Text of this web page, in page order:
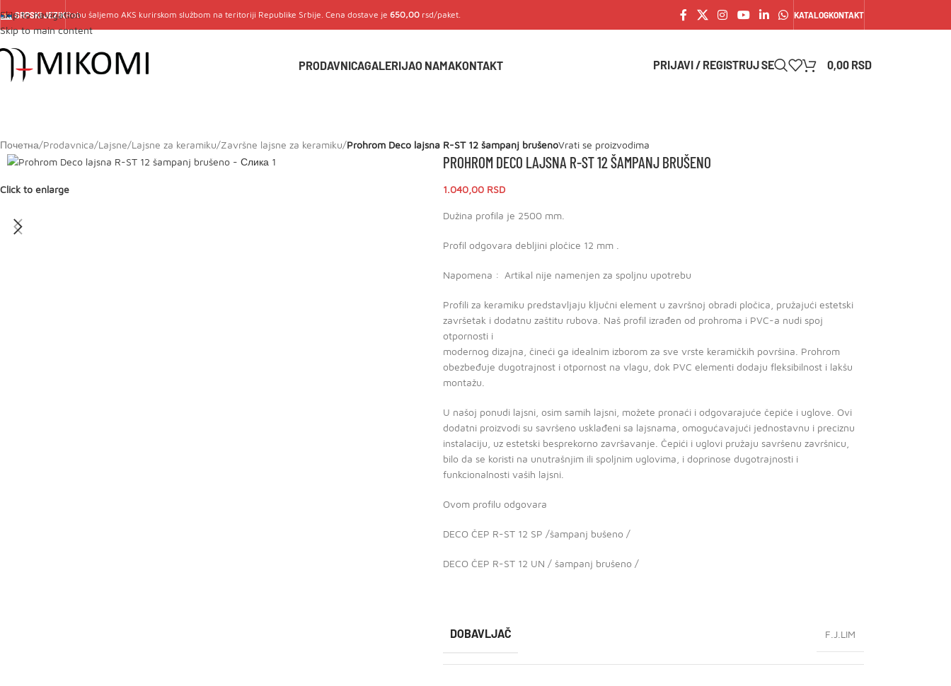
Skip to navigation
Skip to main content
SRPSKI JEZIKRobu šaljemo AKS kurirskom službom na teritoriji Republike Srbije. Cena dostave je 650,00rsd/paket. KATALOGKONTAKT
PRODAVNICAGALERIJAO NAMAKONTAKT PRIJAVI / REGISTRUJ SE 0,00 RSD
Почетна/Prodavnica/Lajsne/Lajsne za keramiku/Završne lajsne za keramiku/Prohrom Deco lajsna R-ST 12 šampanj brušenoVrati se proizvodima
Click to enlarge
PROHROM DECO LAJSNA R-ST 12 ŠAMPANJ BRUŠENO
1.040,00 RSD
Dužina profila je 2500 mm.
Profil odgovara debljini pločice 12 mm .
Napomena : Artikal nije namenjen za spoljnu upotrebu
Profili za keramiku predstavljaju ključni element u završnoj obradi pločica, pružajući estetski
završetak i dodatnu zaštitu rubova. Naš profil izrađen od prohroma i PVC-a nudi spoj
otpornosti i
modernog dizajna, čineći ga idealnim izborom za sve vrste keramičkih površina. Prohrom
obezbeđuje dugotrajnost i otpornost na vlagu, dok PVC elementi dodaju fleksibilnost i lakšu
montažu.
U našoj ponudi lajsni, osim samih lajsni, možete pronaći i odgovarajuće čepiće i uglove. Ovi
dodatni proizvodi su savršeno usklađeni sa lajsnama, omogućavajući jednostavnu i preciznu
instalaciju, uz estetski besprekorno završavanje. Čepići i uglovi pružaju savršenu završnicu,
bilo da se koristi na unutrašnjim ili spoljnim uglovima, i doprinose dugotrajnosti i
funkcionalnosti vaših lajsni.
Ovom profilu odgovara
DECO ČEP R-ST 12 SP /šampanj bušeno /
DECO ČEP R-ST 12 UN / šampanj brušeno /
DOBAVLJAČ F.J.LIM